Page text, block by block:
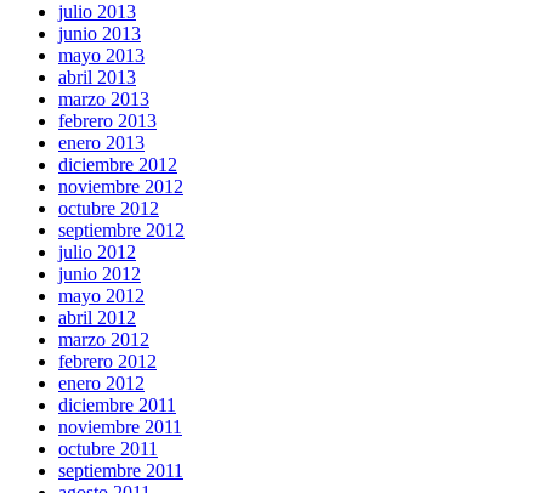
julio 2013
junio 2013
mayo 2013
abril 2013
marzo 2013
febrero 2013
enero 2013
diciembre 2012
noviembre 2012
octubre 2012
septiembre 2012
julio 2012
junio 2012
mayo 2012
abril 2012
marzo 2012
febrero 2012
enero 2012
diciembre 2011
noviembre 2011
octubre 2011
septiembre 2011